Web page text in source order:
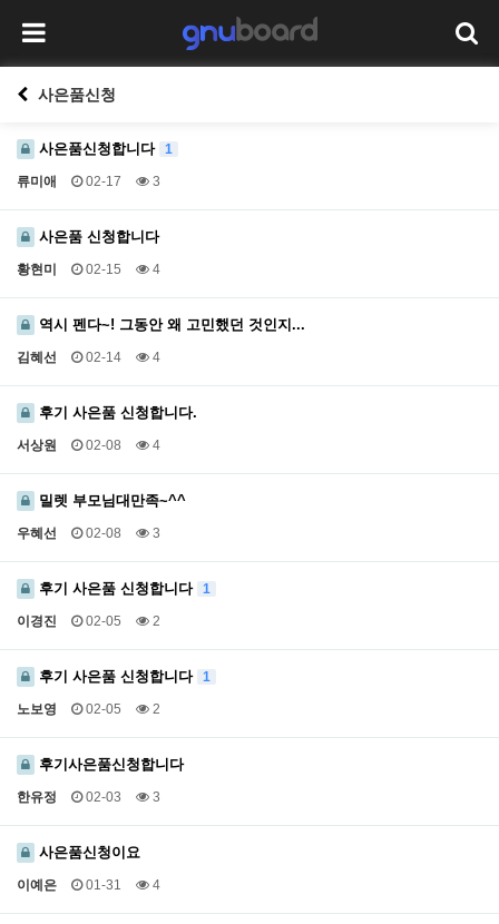
사은품신청
사은품신청합니다 1
류미애 02-17 3
사은품 신청합니다
황현미 02-15 4
역시 펜다~! 그동안 왜 고민했던 것인지...
김혜선 02-14 4
후기 사은품 신청합니다.
서상원 02-08 4
밀렛 부모님대만족~^^
우혜선 02-08 3
후기 사은품 신청합니다 1
이경진 02-05 2
후기 사은품 신청합니다 1
노보영 02-05 2
후기사은품신청합니다
한유정 02-03 3
사은품신청이요
이예은 01-31 4